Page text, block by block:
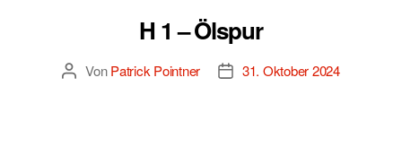
H 1 – Ölspur
Beitragsautor
VonPatrick Pointner Beitragsdatum
31. Oktober 2024